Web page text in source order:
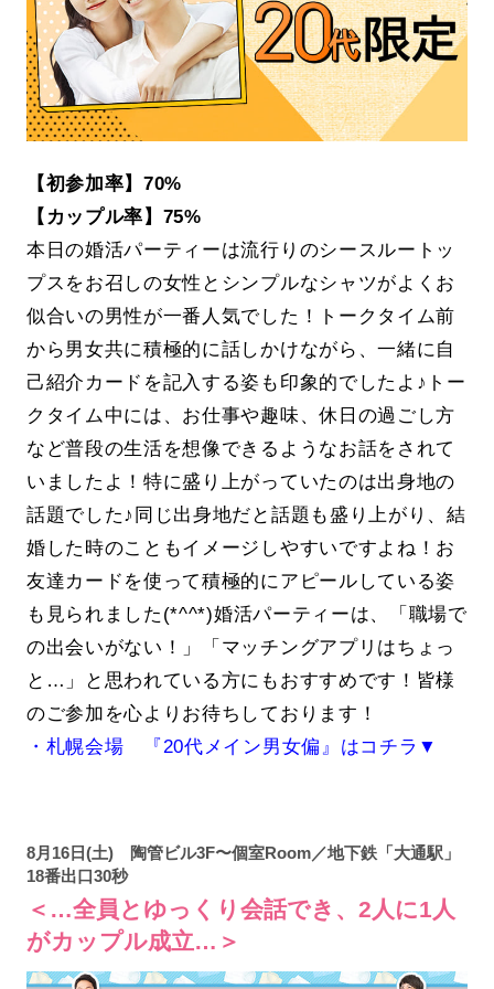
【初参加率】70%
【カップル率】75%
本日の婚活パーティーは流行りのシースルートッ
プスをお召しの女性とシンプルなシャツがよくお
似合いの男性が一番人気でした！トークタイム前
から男女共に積極的に話しかけながら、一緒に自
己紹介カードを記入する姿も印象的でしたよ♪トー
クタイム中には、お仕事や趣味、休日の過ごし方
など普段の生活を想像できるようなお話をされて
いましたよ！特に盛り上がっていたのは出身地の
話題でした♪同じ出身地だと話題も盛り上がり、結
婚した時のこともイメージしやすいですよね！お
友達カードを使って積極的にアピールしている姿
も見られました(*^^*)婚活パーティーは、「職場で
の出会いがない！」「マッチングアプリはちょっ
と…」と思われている方にもおすすめです！皆様
のご参加を心よりお待ちしております！
・札幌会場 『20代メイン男女偏』はコチラ▼
8月16日(土) 陶管ビル3F〜個室Room／地下鉄「大通駅」
18番出口30秒
＜…全員とゆっくり会話でき、2人に1人
がカップル成立…＞